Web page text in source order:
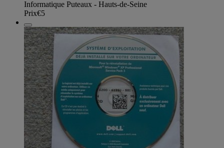
Informatique Puteaux - Hauts-de-Seine
Prix€5